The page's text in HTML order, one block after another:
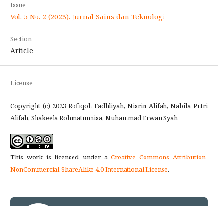
Issue
Vol. 5 No. 2 (2023): Jurnal Sains dan Teknologi
Section
Article
License
Copyright (c) 2023 Rofiqoh Fadhliyah, Nisrin Alifah, Nabila Putri
Alifah, Shakeela Rohmatunnisa, Muhammad Erwan Syah
This work is licensed under a Creative Commons Attribution-
NonCommercial-ShareAlike 4.0 International License.